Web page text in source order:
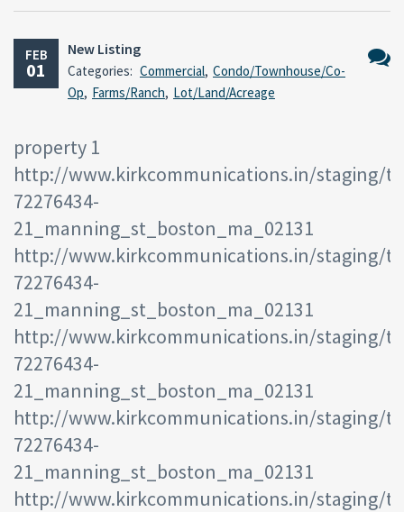
FEB
01
New Listing
Categories: Commercial, Condo/Townhouse/Co-
Op, Farms/Ranch, Lot/Land/Acreage
property 1
http://www.kirkcommunications.in/staging/
72276434-
21_manning_st_boston_ma_02131
http://www.kirkcommunications.in/staging/
72276434-
21_manning_st_boston_ma_02131
http://www.kirkcommunications.in/staging/
72276434-
21_manning_st_boston_ma_02131
http://www.kirkcommunications.in/staging/
72276434-
21_manning_st_boston_ma_02131
http://www.kirkcommunications.in/staging/